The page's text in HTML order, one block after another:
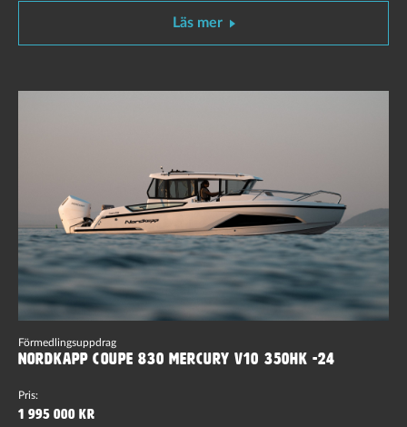
Läs mer
Förmedlingsuppdrag
Nordkapp Coupe 830 Mercury V10 350hk -24
Pris:
1 995 000 kr